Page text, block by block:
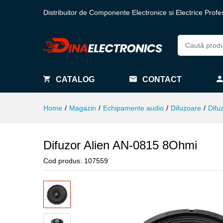
Distribuitor de Componente Electronice si Electrice
CATALOG CONTACT
Home / Magazin / Echipamente audio / Difuzoare /
Difuzor Alien AN-0815 8Ohmi
Cod produs: 107559